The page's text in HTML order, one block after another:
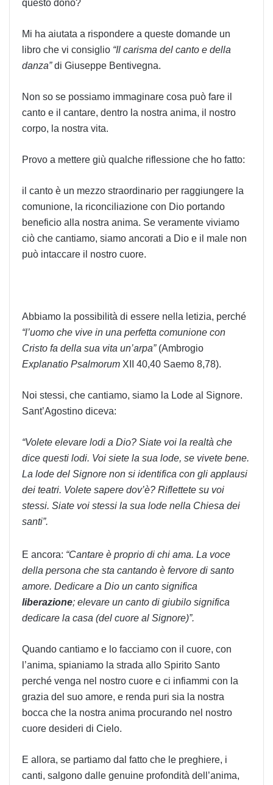
questo dono?
Mi ha aiutata a rispondere a queste domande un
libro che vi consiglio “Il carisma del canto e della
danza”di Giuseppe Bentivegna.
Non so se possiamo immaginare cosa può fare il
canto e il cantare, dentro la nostra anima, il nostro
corpo, la nostra vita.
Provo a mettere giù qualche riflessione che ho fatto:
il canto è un mezzo straordinario per raggiungere la
comunione, la riconciliazione con Dio portando
beneficio alla nostra anima. Se veramente viviamo
ciò che cantiamo, siamo ancorati a Dio e il male non
può intaccare il nostro cuore.
Abbiamo la possibilità di essere nella letizia, perché
“l’uomo che vive in una perfetta comunione con
Cristo fa della sua vita un’arpa”(Ambrogio
Explanatio Psalmorum XII 40,40 Saemo 8,78).
Noi stessi, che cantiamo, siamo la Lode al Signore.
Sant’Agostino diceva:
“Volete elevare lodi a Dio? Siate voi la realtà che
dice questi lodi. Voi siete la sua lode, se vivete bene.
La lode del Signore non si identifica con gli applausi
dei teatri. Volete sapere dov’è? Riflettete su voi
stessi. Siate voi stessi la sua lode nella Chiesa dei
santi”.
E ancora: “Cantare è proprio di chi ama. La voce
della persona che sta cantando è fervore di santo
amore. Dedicare a Dio un canto significa
liberazione; elevare un canto di giubilo significa
dedicare la casa (del cuore al Signore)”.
Quando cantiamo e lo facciamo con il cuore, con
l’anima, spianiamo la strada allo Spirito Santo
perché venga nel nostro cuore e ci infiammi con la
grazia del suo amore, e renda puri sia la nostra
bocca che la nostra anima procurando nel nostro
cuore desideri di Cielo.
E allora, se partiamo dal fatto che le preghiere, i
canti, salgono dalle genuine profondità dell’anima,